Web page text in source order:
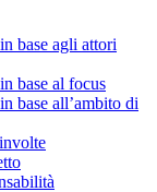
base agli attori
base al focus
base all’ambito di